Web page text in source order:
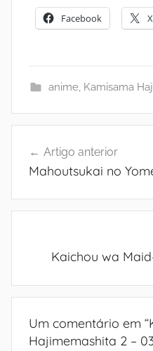
Facebook X
anime, Kamisama
de
Artigo anterior
Mahoutsukai no
Kaichou wa
Um comentário em “
Hajimemashita 2 –